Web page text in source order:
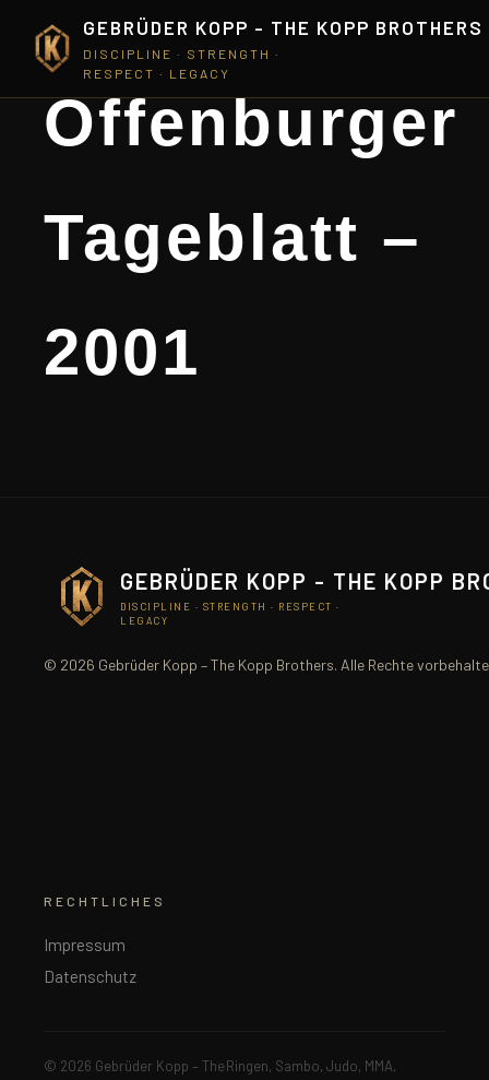
GEBRÜDER KOPP - THE KOPP BROTHERS
DISCIPLINE · STRENGTH ·
RESPECT · LEGACY
Offenburger
Tageblatt –
2001
GEBRÜDER KOPP - THE KOPP
DISCIPLINE · STRENGTH · RESPECT ·
LEGACY
© 2026 Gebrüder Kopp – The Kopp Brothers. Alle Rechte
RECHTLICHES
Impressum
Datenschutz
© 2026 Gebrüder Kopp – TheRingen, Sambo, Judo, MMA,